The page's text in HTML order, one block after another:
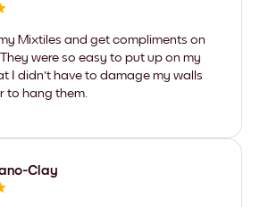
Mixtiles and get compliments on
were so easy to put up on my
I didn't have to damage my walls
to hang them.
Clay